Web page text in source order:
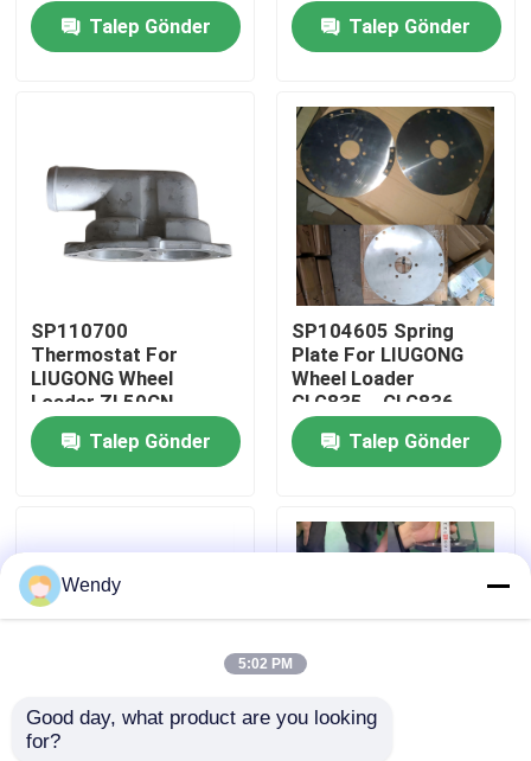
videolar
Fabrika turu
Kalite kontrol
Haberler
Blog
CLG856、CLG860H
CLG870H、CLG888
Talep Gönder
CLG835、CLG836、
ZL50CN ZL30E
CLG888、CLG890
Talep Gönder
SP110700
Thermostat For
LIUGONG Wheel
Loader ZL50CN、
CLG855N、CLG856
CLG835、CLG836
Excavator CLG920E、
Talep Gönder
SP104605 Spring
Plate For LIUGONG
Wheel Loader
CLG835、CLG836、
ZL30E CLG855、
CLG855N CLG888、
CLG890
Talep Gönder
52C0183 Turbine
Wendy
5:02 PM
Good day, what product are you looking
for?